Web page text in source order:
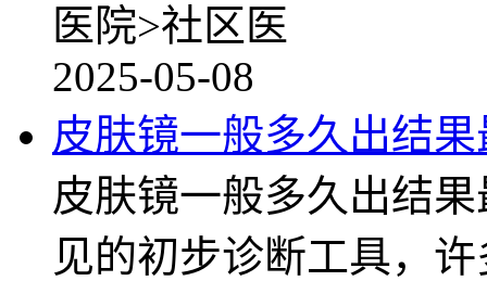
医院>社区医
2025-05-08
皮肤镜一般多久出结
皮肤镜一般多久出结
见的初步诊断工具，